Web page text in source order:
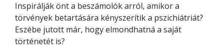
Inspirálják önt a beszámolók arról, amikor a
törvények betartására kényszerítik a pszichiátriát?
Eszébe jutott már, hogy elmondhatná a saját
történetét is?